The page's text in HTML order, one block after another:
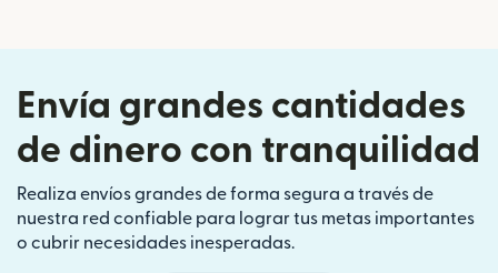
Envía grandes cantidades
de dinero con tranquilidad
Realiza envíos grandes de forma segura a través de
nuestra red confiable para lograr tus metas importantes
o cubrir necesidades inesperadas.